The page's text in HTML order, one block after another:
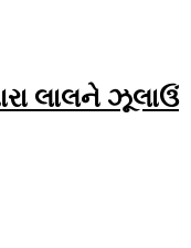
લાલને ઝૂલાઉં